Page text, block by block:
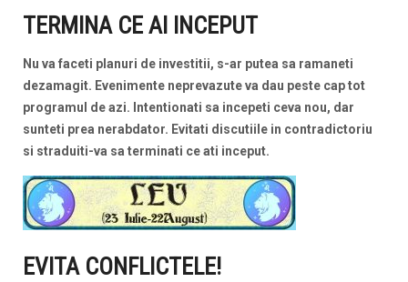
TERMINA CE AI INCEPUT
Nu va faceti planuri de investitii, s-ar putea sa ramaneti
dezamagit. Evenimente neprevazute va dau peste cap tot
programul de azi. Intentionati sa incepeti ceva nou, dar
sunteti prea nerabdator. Evitati discutiile in contradictoriu
si straduiti-va sa terminati ce ati inceput.
EVITA CONFLICTELE!